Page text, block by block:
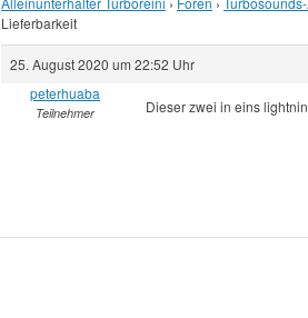
Lieferbarkeit
25. August 2020 um 22:52 Uhr
peterhuaba
Teilnehmer Dieser zwei in eins